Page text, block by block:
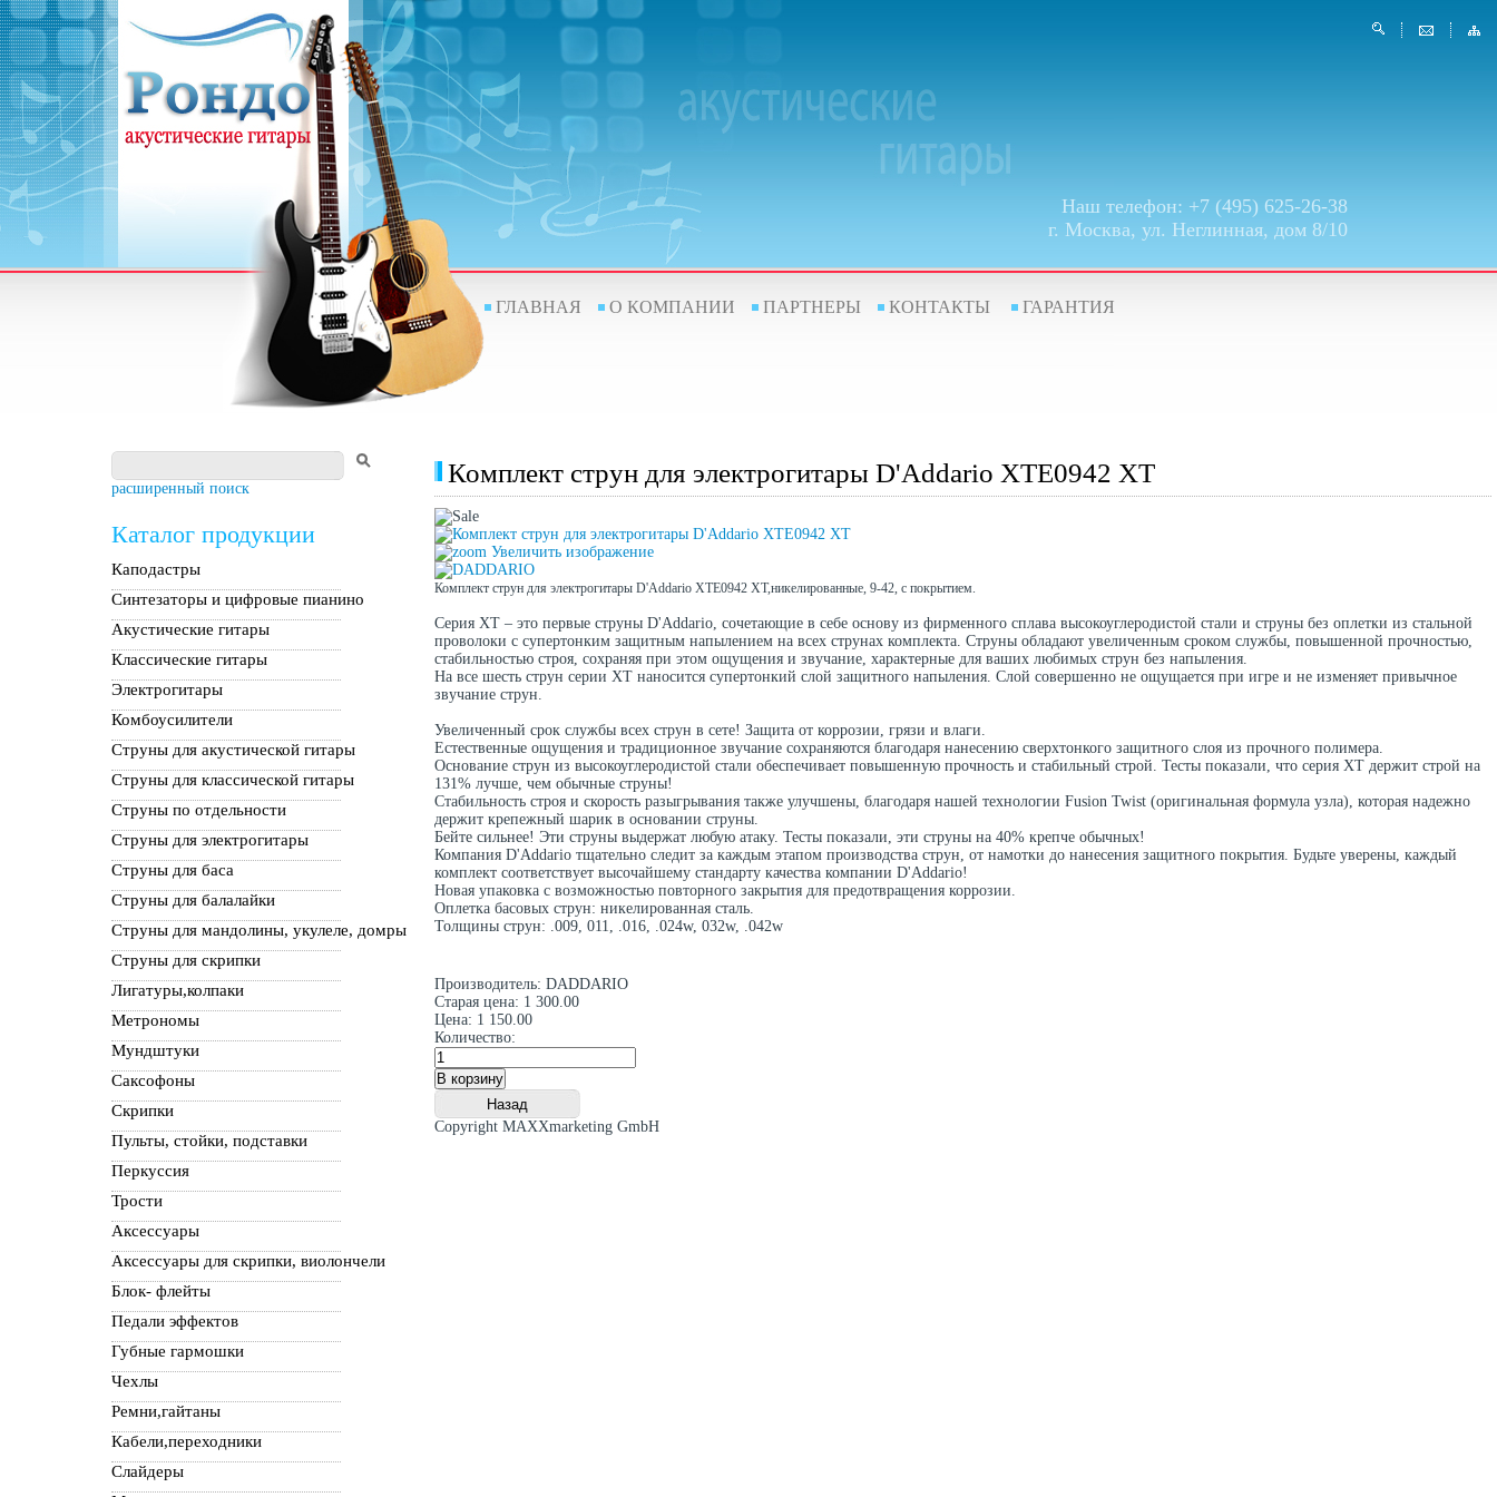
Наш телефон: +7 (495) 625-26-38
г. Москва, ул. Неглинная, дом 8/10
ГЛАВНАЯ О КОМПАНИИ ПАРТНЕРЫ КОНТАКТЫ ГАРАНТИЯ
расширенный поиск
Каталог продукции
Каподастры
Синтезаторы и цифровые пианино
Акустические гитары
Классические гитары
Электрогитары
Комбоусилители
Струны для акустической гитары
Струны для классической гитары
Струны по отдельности
Струны для электрогитары
Струны для баса
Струны для балалайки
Струны для мандолины, укулеле, домры
Струны для скрипки
Лигатуры,колпаки
Метрономы
Мундштуки
Саксофоны
Скрипки
Пульты, стойки, подставки
Перкуссия
Трости
Аксессуары
Аксессуары для скрипки, виолончели
Блок- флейты
Педали эффектов
Губные гармошки
Чехлы
Ремни,гайтаны
Кабели,переходники
Слайдеры
Комплект струн для электрогитары D'Addario XTE0942 XT
Увеличить изображение
Комплект струн для электрогитары D'Addario XTE0942 XT,никелированные, 9-42, с покрытием.
Серия XT – это первые струны D'Addario, сочетающие в себе основу из фирменного сплава высокоуглеродистой стали и струны без оплетки из стальной
проволоки с супертонким защитным напылением на всех струнах комплекта. Струны обладают увеличенным сроком службы, повышенной прочностью,
стабильностью строя, сохраняя при этом ощущения и звучание, характерные для ваших любимых струн без напыления.
На все шесть струн серии XT наносится супертонкий слой защитного напыления. Слой совершенно не ощущается при игре и не изменяет привычное
звучание струн.
Увеличенный срок службы всех струн в сете! Защита от коррозии, грязи и влаги.
Естественные ощущения и традиционное звучание сохраняются благодаря нанесению сверхтонкого защитного слоя из прочного полимера.
Основание струн из высокоуглеродистой стали обеспечивает повышенную прочность и стабильный строй. Тесты показали, что серия XT держит строй на
131% лучше, чем обычные струны!
Стабильность строя и скорость разыгрывания также улучшены, благодаря нашей технологии Fusion Twist (оригинальная формула узла), которая надежно
держит крепежный шарик в основании струны.
Бейте сильнее! Эти струны выдержат любую атаку. Тесты показали, эти струны на 40% крепче обычных!
Компания D'Addario тщательно следит за каждым этапом производства струн, от намотки до нанесения защитного покрытия. Будьте уверены, каждый
комплект соответствует высочайшему стандарту качества компании D'Addario!
Новая упаковка с возможностью повторного закрытия для предотвращения коррозии.
Оплетка басовых струн: никелированная сталь.
Толщины струн: .009, 011, .016, .024w, 032w, .042w
Производитель: DADDARIO
Старая цена: 1 300.00
Цена: 1 150.00
Количество:
Copyright MAXXmarketing GmbH